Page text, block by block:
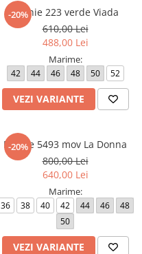
-20%
Rochie 223 verde Viada
610,00 Lei
488,00 Lei
Marime:
42 44 46 48 50 52
VEZI VARIANTE
-20%
Rochie 5493 mov La Donna
800,00 Lei
640,00 Lei
Marime:
36 38 40 42 44 46
48
50
VEZI VARIANTE